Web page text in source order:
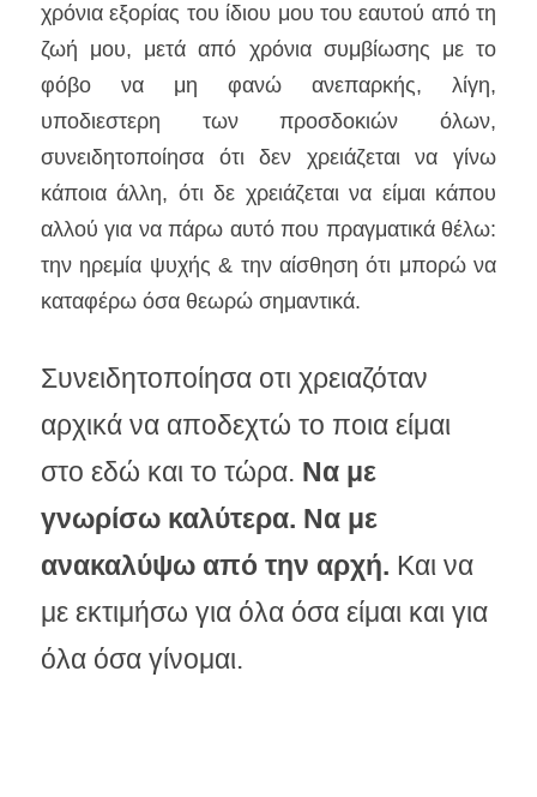
χρόνια εξορίας του ίδιου μου του εαυτού από τη
ζωή μου, μετά από χρόνια συμβίωσης με το
φόβο να μη φανώ ανεπαρκής, λίγη,
υποδιεστερη των προσδοκιών όλων,
συνειδητοποίησα ότι δεν χρειάζεται να γίνω
κάποια άλλη, ότι δε χρειάζεται να είμαι κάπου
αλλού για να πάρω αυτό που πραγματικά θέλω:
την ηρεμία ψυχής & την αίσθηση ότι μπορώ να
καταφέρω όσα θεωρώ σημαντικά.
Συνειδητοποίησα οτι χρειαζόταν
αρχικά να αποδεχτώ το ποια είμαι
στο εδώ και το τώρα. Να με
γνωρίσω καλύτερα. Να με
ανακαλύψω από την αρχή. Και να
με εκτιμήσω για όλα όσα είμαι και για
όλα όσα γίνομαι.